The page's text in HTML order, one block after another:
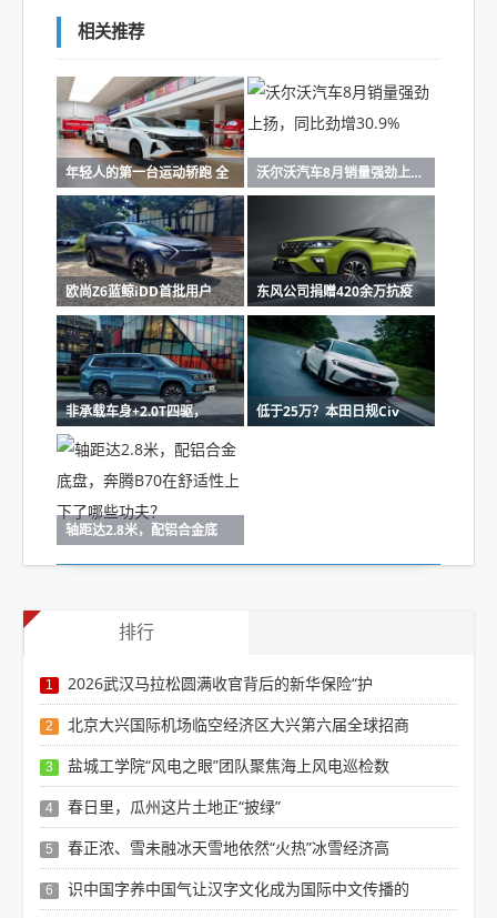
相关推荐
年轻人的第一台运动轿跑 全 沃尔沃汽车8月销量强劲上扬
欧尚Z6蓝鲸iDD首批用户 东风公司捐赠420余万抗疫
非承载车身+2.0T四驱， 低于25万？本田日规Civ
轴距达2.8米，配铝合金底
排行
1 2026武汉马拉松圆满收官背后的新华保险“护
2 北京大兴国际机场临空经济区大兴第六届全球招商
3 盐城工学院“风电之眼”团队聚焦海上风电巡检数
4 春日里，瓜州这片土地正“披绿”
5 春正浓、雪未融冰天雪地依然“火热”冰雪经济高
6 识中国字养中国气让汉字文化成为国际中文传播的